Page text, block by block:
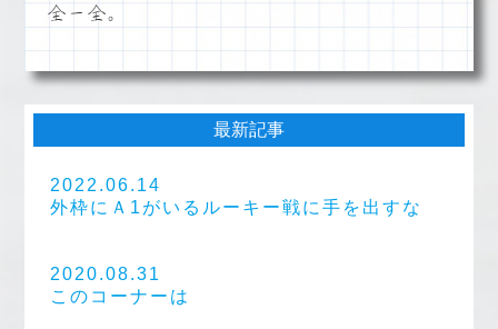
全ー全。
最新記事
2022.06.14
外枠にＡ1がいるルーキー戦に手を出すな
2020.08.31
このコーナーは